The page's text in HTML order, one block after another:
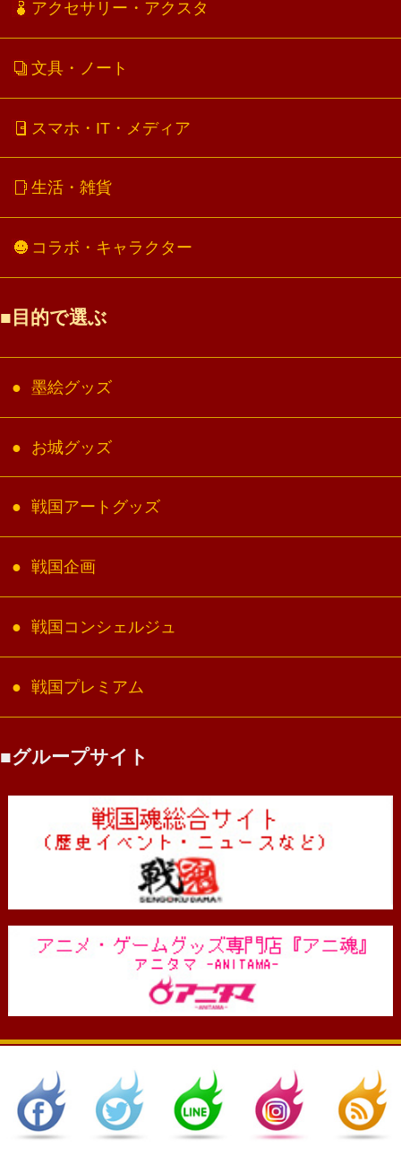
アクセサリー・アクスタ
文具・ノート
スマホ・IT・メディア
生活・雑貨
コラボ・キャラクター
目的で選ぶ
墨絵グッズ
お城グッズ
戦国アートグッズ
戦国企画
戦国コンシェルジュ
戦国プレミアム
グループサイト